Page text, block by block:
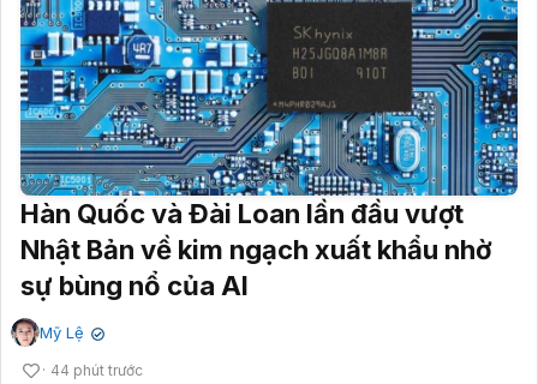
Hàn Quốc và Đài Loan lần đầu vượt
Nhật Bản về kim ngạch xuất khẩu nhờ
sự bùng nổ của AI
Mỹ Lệ ✔
44 phút trước